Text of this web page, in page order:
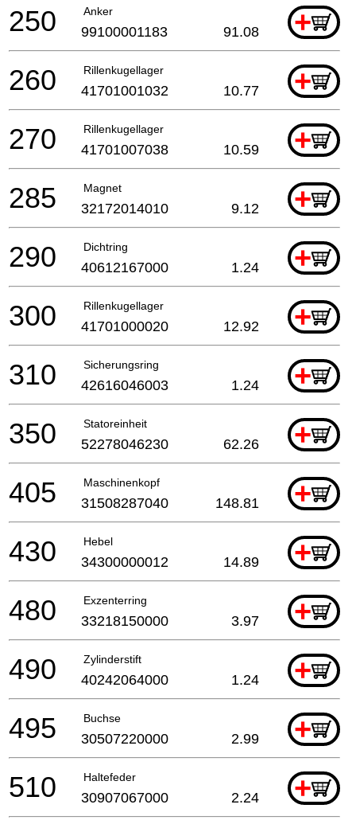
Anker +
250 99100001183 91.08
Rillenkugellager +
260 41701001032 10.77
Rillenkugellager +
270 41701007038 10.59
Magnet +
285 32172014010 9.12
Dichtring +
290 40612167000 1.24
Rillenkugellager +
300 41701000020 12.92
Sicherungsring +
310 42616046003 1.24
Statoreinheit +
350 52278046230 62.26
Maschinenkopf +
405 31508287040 148.81
Hebel +
430 34300000012 14.89
Exzenterring +
480 33218150000 3.97
Zylinderstift +
490 40242064000 1.24
Buchse +
495 30507220000 2.99
Haltefeder +
510 30907067000 2.24